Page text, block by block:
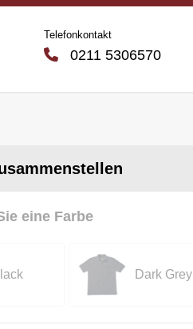
Telefonkontakt
0211 5306570
eine Farbe
Dark Grey